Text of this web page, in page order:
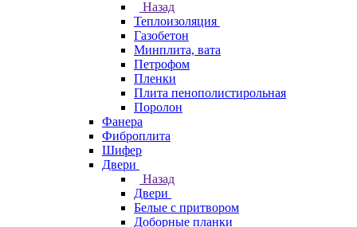
Назад
Теплоизоляция
Газобетон
Минплита, вата
Петрофом
Пленки
Плита пенополистирольная
Поролон
Фанера
Фиброплита
Шифер
Двери
Назад
Двери
Белые с притвором
Доборные планки